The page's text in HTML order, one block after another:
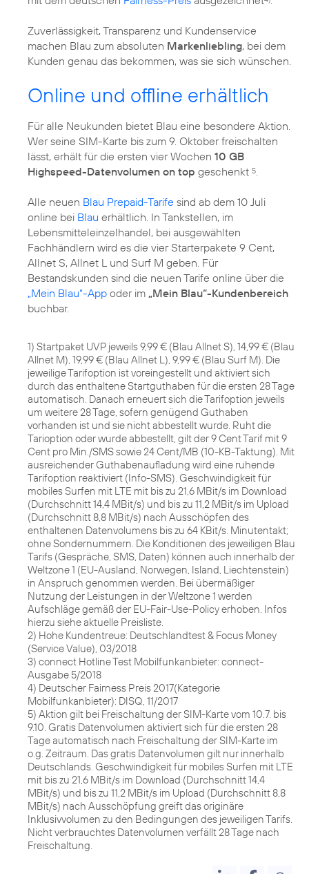
Zuverlässigkeit, Transparenz und Kundenservice
machen Blau zum absoluten Markenliebling, bei dem
Kunden genau das bekommen, was sie sich wünschen.
Online und offline erhältlich
Für alle Neukunden bietet Blau eine besondere Aktion.
Wer seine SIM-Karte bis zum 9. Oktober freischalten
lässt, erhält für die ersten vier Wochen 10 GB
Highspeed-Datenvolumen on top geschenkt 5
Alle neuen Blau Prepaid-Tarife sind ab dem 10 Juli
online bei Blau erhältlich. In Tankstellen, im
Lebensmitteleinzelhandel, bei ausgewählten
Fachhändlern wird es die vier Starterpakete 9 Cent,
Allnet S, Allnet L und Surf M geben. Für
Bestandskunden sind die neuen Tarife online über die
„Mein Blau“-App oder im „Mein Blau“-Kundenbereich
buchbar.
1) Startpaket UVP jeweils 9,99 € (Blau Allnet S), 14,99 € (Blau
Allnet M), 19,99 € (Blau Allnet L), 9,99 € (Blau Surf M). Die
jeweilige Tarifoption ist voreingestellt und aktiviert sich
durch das enthaltene Startguthaben für die ersten 28 Tage
automatisch. Danach erneuert sich die Tarifoption jeweils
um weitere 28 Tage, sofern genügend Guthaben
vorhanden ist und sie nicht abbestellt wurde. Ruht die
Tarioption oder wurde abbestellt, gilt der 9 Cent Tarif mit 9
Cent pro Min./SMS sowie 24 Cent/MB (10-KB-Taktung). Mit
ausreichender Guthabenaufladung wird eine ruhende
Tarifoption reaktiviert (Info-SMS). Geschwindigkeit für
mobiles Surfen mit LTE mit bis zu 21,6 MBit/s im Download
(Durchschnitt 14,4 MBit/s) und bis zu 11,2 MBit/s im Upload
(Durchschnitt 8,8 MBit/s) nach Ausschöpfen des
enthaltenen Datenvolumens bis zu 64 KBit/s. Minutentakt;
ohne Sondernummern. Die Konditionen des jeweiligen Blau
Tarifs (Gespräche, SMS, Daten) können auch innerhalb der
Weltzone 1 (EU-Ausland, Norwegen, Island, Liechtenstein)
in Anspruch genommen werden. Bei übermäßiger
Nutzung der Leistungen in der Weltzone 1 werden
Aufschläge gemäß der EU-Fair-Use-Policy erhoben. Infos
hierzu siehe aktuelle Preisliste.
2) Hohe Kundentreue: Deutschlandtest & Focus Money
(Service Value), 03/2018
3) connect Hotline Test Mobilfunkanbieter: connect-
Ausgabe 5/2018
4) Deutscher Fairness Preis 2017(Kategorie
Mobilfunkanbieter): DISQ, 11/2017
5) Aktion gilt bei Freischaltung der SIM-Karte vom 10.7. bis
9.10. Gratis Datenvolumen aktiviert sich für die ersten 28
Tage automatisch nach Freischaltung der SIM-Karte im
o.g. Zeitraum. Das gratis Datenvolumen gilt nur innerhalb
Deutschlands. Geschwindigkeit für mobiles Surfen mit LTE
mit bis zu 21,6 MBit/s im Download (Durchschnitt 14,4
MBit/s) und bis zu 11,2 MBit/s im Upload (Durchschnitt 8,8
MBit/s) nach Ausschöpfung greift das originäre
Inklusivvolumen zu den Bedingungen des jeweiligen Tarifs.
Nicht verbrauchtes Datenvolumen verfällt 28 Tage nach
Freischaltung.